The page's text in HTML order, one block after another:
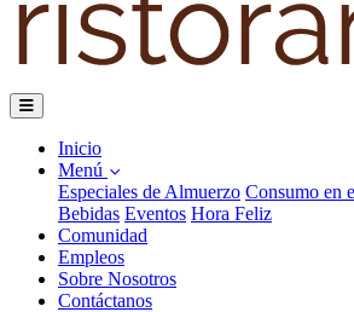
Inicio
Menú
Especiales de Almuerzo Consumo en
Bebidas Eventos Hora Feliz
Comunidad
Empleos
Sobre Nosotros
Contáctanos